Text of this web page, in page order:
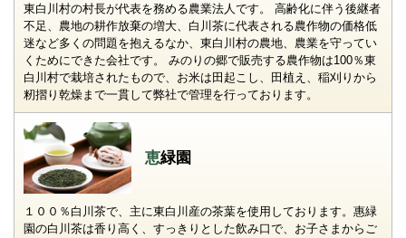
東白川村の村長が代表を務める農業法人です。 高齢化に伴う後継者
不足、農地の耕作放棄の増大、白川茶に代表される農作物の価格低
迷など多くの問題を抱えるなか、東白川村の農地、農業を守ってい
くためにできた会社です。 みのりの郷で販売する農作物は100％東
白川村で栽培されたもので、お米は田起こし、田植え、稲刈りから
籾摺り乾燥まで一貫して弊社で管理を行っております。
恵緑園
１００％白川茶で、主に東白川産の茶葉を使用しております。惠緑
園の白川茶は香り高く、すっきりとした飲み口で、お子さまからご